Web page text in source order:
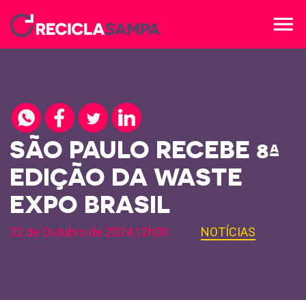
menu
SÃO PAULO RECEBE 8ª
EDIÇÃO DA WASTE
EXPO BRASIL
22 de Outubro de 2024,12h00 NOTÍCIAS